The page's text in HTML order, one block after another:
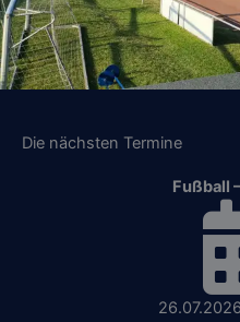
Die nächsten Termine
Fußball